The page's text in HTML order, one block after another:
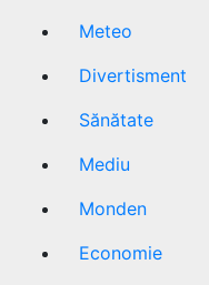
Meteo
Divertisment
Sănătate
Mediu
Monden
Economie